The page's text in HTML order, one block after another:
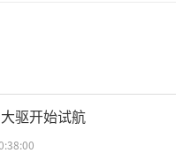
驱开始试航